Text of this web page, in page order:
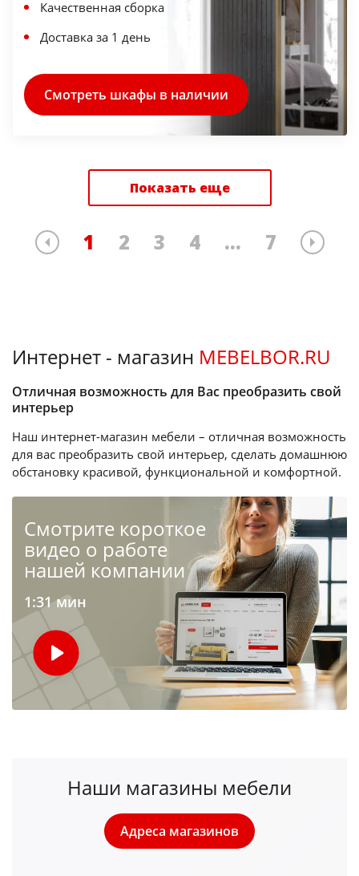
Качественная сборка
Доставка за 1 день
Смотреть шкафы в наличии
Показать еще
1 2 3 4 ... 7
Интернет - магазин MEBELBOR.RU
Отличная возможность для Вас преобразить свой
интерьер
Наш интернет-магазин мебели – отличная возможность
для вас преобразить свой интерьер, сделать домашнюю
обстановку красивой, функциональной и комфортной.
Cмотрите короткое
видео о работе
нашей компании
1:31 мин
Наши магазины мебели
Адреса магазинов